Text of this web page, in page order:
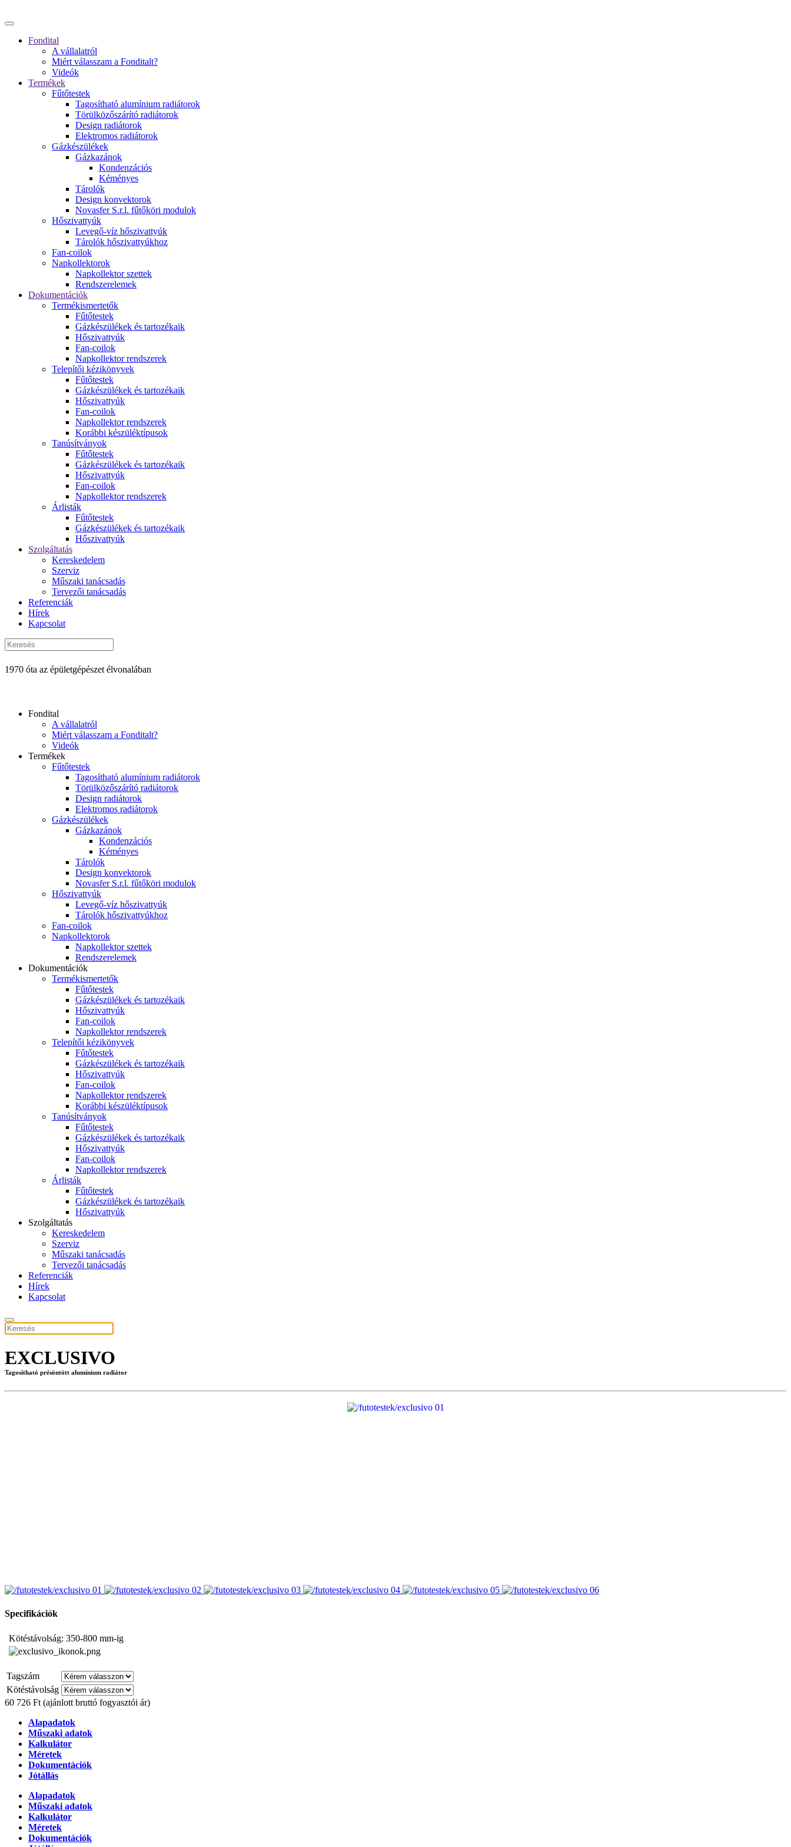
Fondital
A vállalatról
Miért válasszam a Fonditalt?
Videók
Termékek
Fűtőtestek
Tagosítható alumínium radiátorok
Törülközőszárító radiátorok
Design radiátorok
Elektromos radiátorok
Gázkészülékek
Gázkazánok
Kondenzációs
Kéményes
Tárolók
Design konvektorok
Novasfer S.r.l. fűtőköri modulok
Hőszivattyúk
Levegő-víz hőszivattyúk
Tárolók hőszivattyúkhoz
Fan-coilok
Napkollektorok
Napkollektor szettek
Rendszerelemek
Dokumentációk
Termékismertetők
Fűtőtestek
Gázkészülékek és tartozékaik
Hőszivattyúk
Fan-coilok
Napkollektor rendszerek
Telepítői kézikönyvek
Fűtőtestek
Gázkészülékek és tartozékaik
Hőszivattyúk
Fan-coilok
Napkollektor rendszerek
Korábbi készüléktípusok
Tanúsítványok
Fűtőtestek
Gázkészülékek és tartozékaik
Hőszivattyúk
Fan-coilok
Napkollektor rendszerek
Árlisták
Fűtőtestek
Gázkészülékek és tartozékaik
Hőszivattyúk
Szolgáltatás
Kereskedelem
Szerviz
Műszaki tanácsadás
Tervezői tanácsadás
Referenciák
Hírek
Kapcsolat
1970 óta az épületgépészet élvonalában
Fondital
A vállalatról
Miért válasszam a Fonditalt?
Videók
Termékek
Fűtőtestek
Tagosítható alumínium radiátorok
Törülközőszárító radiátorok
Design radiátorok
Elektromos radiátorok
Gázkészülékek
Gázkazánok
Kondenzációs
Kéményes
Tárolók
Design konvektorok
Novasfer S.r.l. fűtőköri modulok
Hőszivattyúk
Levegő-víz hőszivattyúk
Tárolók hőszivattyúkhoz
Fan-coilok
Napkollektorok
Napkollektor szettek
Rendszerelemek
Dokumentációk
Termékismertetők
Fűtőtestek
Gázkészülékek és tartozékaik
Hőszivattyúk
Fan-coilok
Napkollektor rendszerek
Telepítői kézikönyvek
Fűtőtestek
Gázkészülékek és tartozékaik
Hőszivattyúk
Fan-coilok
Napkollektor rendszerek
Korábbi készüléktípusok
Tanúsítványok
Fűtőtestek
Gázkészülékek és tartozékaik
Hőszivattyúk
Fan-coilok
Napkollektor rendszerek
Árlisták
Fűtőtestek
Gázkészülékek és tartozékaik
Hőszivattyúk
Szolgáltatás
Kereskedelem
Szerviz
Műszaki tanácsadás
Tervezői tanácsadás
Referenciák
Hírek
Kapcsolat
EXCLUSIVO
Tagosítható présöntött alumínium radiátor
Specifikációk
Kötéstávolság: 350-800 mm-ig
Tagszám
Kötéstávolság
60 726 Ft (ajánlott bruttó fogyasztói ár)
Alapadatok
Műszaki adatok
Kalkulátor
Méretek
Dokumentációk
Jótállás
Alapadatok
Műszaki adatok
Kalkulátor
Méretek
Dokumentációk